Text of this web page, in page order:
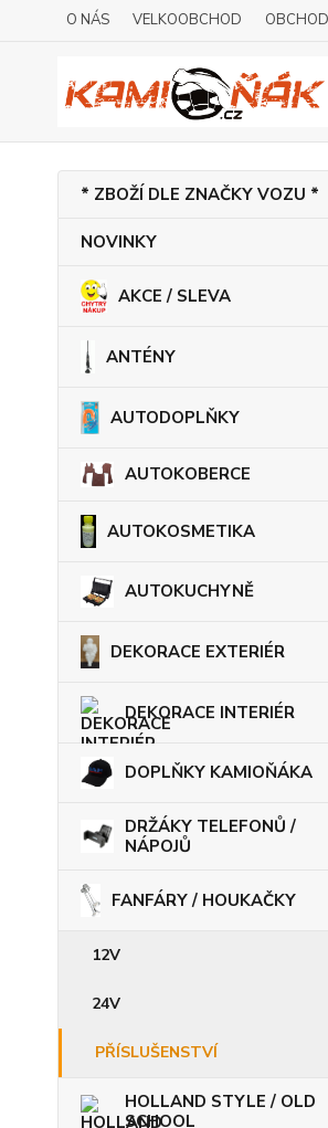
O NÁS VELKOOBCHOD
* ZBOŽÍ DLE ZNAČKY VOZU *
NOVINKY
AKCE / SLEVA
ANTÉNY
AUTODOPLŇKY
AUTOKOBERCE
AUTOKOSMETIKA
AUTOKUCHYNĚ
DEKORACE EXTERIÉR
DEKORACE INTERIÉR
DOPLŇKY KAMIOŇÁKA
DRŽÁKY TELEFONŮ /
NÁPOJŮ
FANFÁRY / HOUKAČKY
12V
24V
PŘÍSLUŠENSTVÍ
HOLLAND STYLE / OLD
SCHOOL